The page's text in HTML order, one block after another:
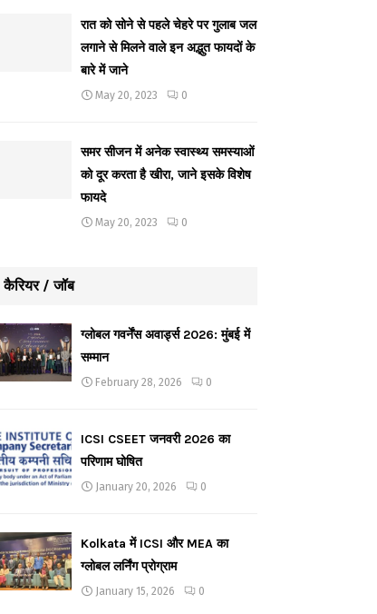
रात को सोने से पहले चेहरे पर गुलाब जल
लगाने से मिलने वाले इन अद्भुत फायदों के
बारे में जाने
May 20, 2023 0
समर सीजन में अनेक स्वास्थ्य समस्याओं
को दूर करता है खीरा, जाने इसके विशेष
फायदे
May 20, 2023 0
कैरियर / जॉब
ग्लोबल गवर्नेंस अवार्ड्स 2026: मुंबई में
सम्मान
February 28, 2026 0
ICSI CSEET जनवरी 2026 का
परिणाम घोषित
January 20, 2026 0
Kolkata में ICSI और MEA का
ग्लोबल लर्निंग प्रोग्राम
January 15, 2026 0